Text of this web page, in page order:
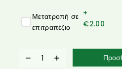
Μετατροπή σε
επιτραπέζιο
+
€2.00